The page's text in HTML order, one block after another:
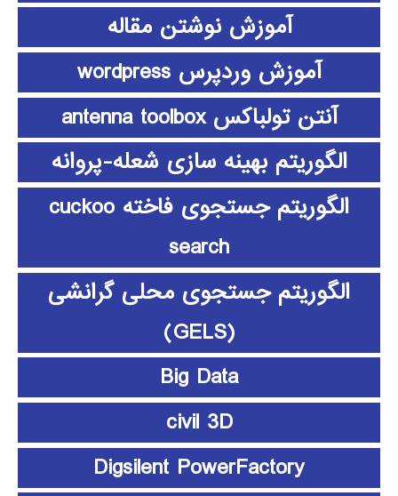
آموزش نوشتن مقاله
آموزش وردپرس wordpress
آنتن تولباکس antenna toolbox
الگوریتم بهینه سازی شعله-پروانه
الگوریتم جستجوی فاخته cuckoo
search
الگوریتم جستجوی محلی گرانشی
(GELS)
Big Data
civil 3D
Digsilent PowerFactory